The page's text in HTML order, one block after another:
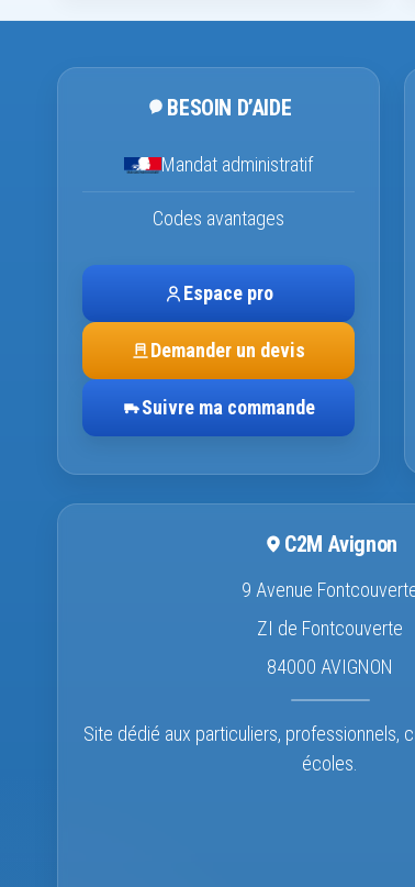
BESOIN D’AIDE
Mandat administratif
Codes avantages
Espace pro
Demander un devis
Suivre ma commande
C2M Avignon
9 Avenue
ZI de Fontcouverte
84000 AVIGNON
Site dédié aux particuliers, professionnels,
écoles.